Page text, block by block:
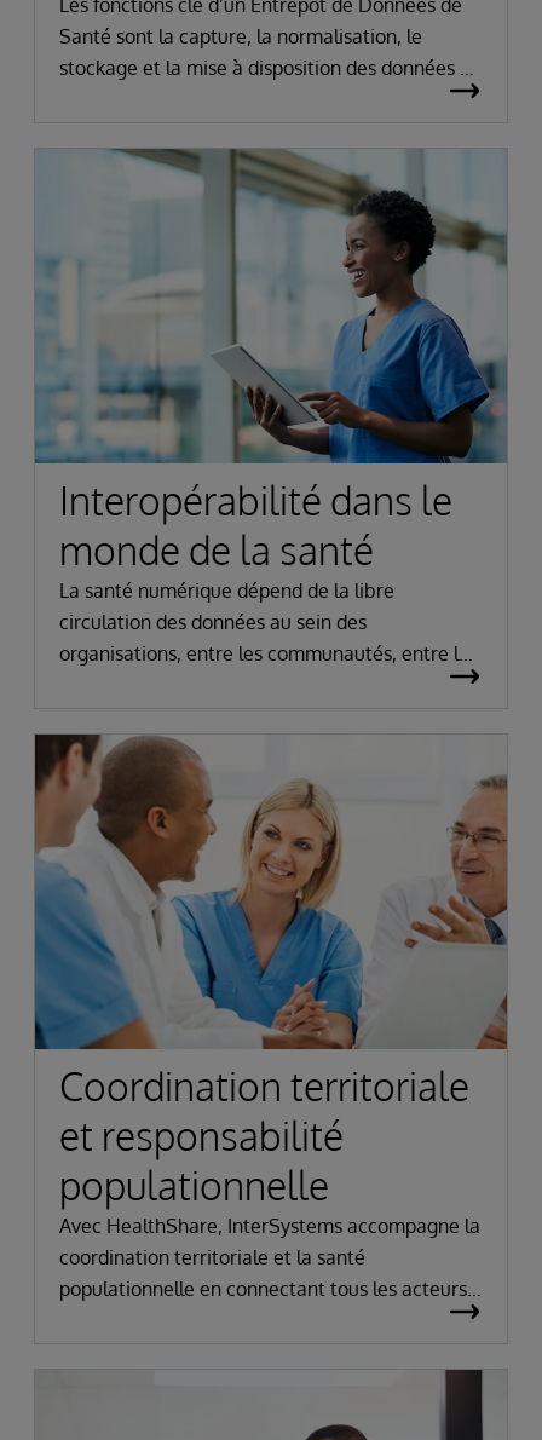
Santé sont la capture, la normalisation, le
stockage et la mise à disposition des données de
santé à des fins de réutilisation pour des projets
d’un réseau d’EDS structuré permettra la
réalisation d’avancées médicales et
scientifiques majeures, la mise en œuvre d’un
système de santé efficace et pérenne et
d’améliorer au final la santé des Français.
Interopérabilité dans le
monde de la santé
La santé numérique dépend de la libre
circulation des données au sein des
organisations, entre les communautés, entre les
systèmes d'information, des appareils aux apps,
Chaque solution de santé d'InterSystems est
basée sur un ensemble commun de services
d'interopérabilité, avec un support pour
pratiquement toutes les principales normes de
santé.
Coordination territoriale
et responsabilité
populationnelle
Avec HealthShare, InterSystems accompagne la
coordination territoriale et la santé
populationnelle en connectant tous les acteurs
de santé autour d’une plateforme partagée. Elle